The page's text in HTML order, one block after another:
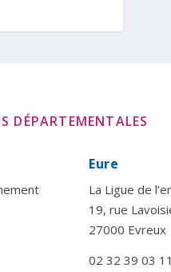
DÉPARTEMENTALES
Eure
La Ligue de
19, rue
27000 Evreux
02 32 39 03 11